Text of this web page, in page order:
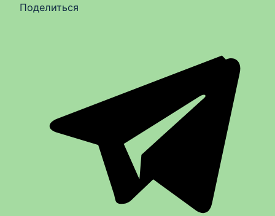
Поделиться